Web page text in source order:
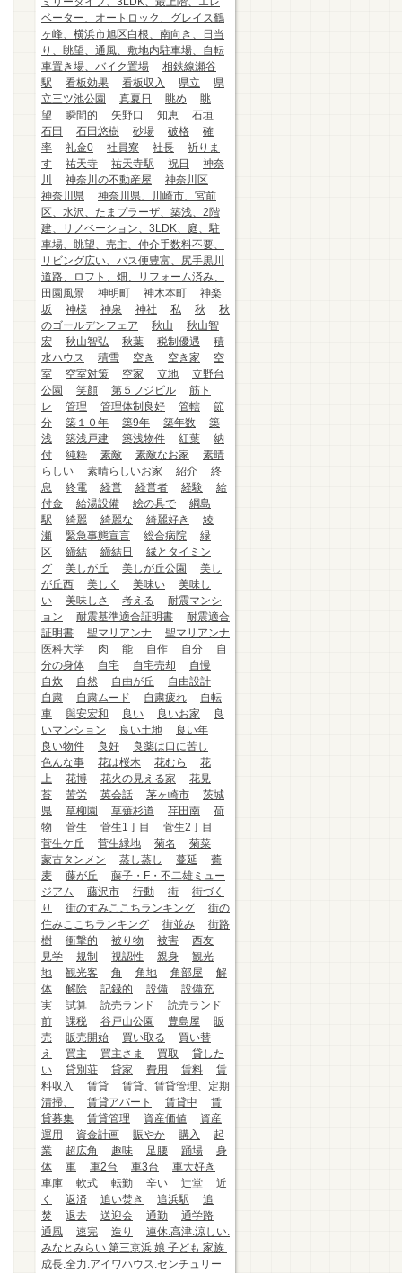
ベーター、オートロック、グレイス鶴
ヶ峰、横浜市旭区白根、南向き、日当
り、眺望、通風、敷地内駐車場、自転
車置き場、バイク置場
相鉄線瀬谷
駅
看板効果 看板収入 県立
県
立三ツ池公園
真夏日 眺め
眺
望
瞬間的 矢野口 知恵
石垣
石田
石田悠樹 砂場 破格
確
率
礼金0 社員寮 社長
祈りま
す
祐天寺 祐天寺駅 祝日
神奈
川
神奈川の不動産屋
神奈川区
神奈川県
神奈川県、川崎市、宮前
区、水沢、たまプラーザ、築浅、2階
建、リノベーション、3LDK、庭、駐
車場、眺望、売主、仲介手数料不要、
リビング広い、バス便豊富、尻手黒川
道路、ロフト、畑、リフォーム済み、
田園風景
神明町 神木本町
神楽
坂
神様 神泉 神社 私 秋
秋
のゴールデンフェア
秋山
秋山智
宏
秋山智弘 秋葉 税制優遇
積
水ハウス
積雪 空き 空き家
空
室
空室対策 空家 立地
立野台
公園
笑顔 第５フジビル
筋ト
レ
管理 管理体制良好 管轄
節
分
築１０年 築9年 築年数
築
浅
築浅戸建 築浅物件 紅葉
納
付
純粋 素敵 素敵なお家
素晴
らしい
素晴らしいお家 紹介
終
息
終電 経営 経営者 経験
給
付金
給湯設備 絵の具で
綱島
駅
綺麗 綺麗な 綺麗好き
綾
瀬
緊急事態宣言 総合病院
緑
区
締結 締結日
縁とタイミン
グ
美しが丘 美しが丘公園
美し
が丘西
美しく 美味い
美味し
い
美味しさ 考える
耐震マンシ
ョン
耐震基準適合証明書
耐震適合
証明書
聖マリアンナ
聖マリアンナ
医科大学
肉 能 自作 自分
自
分の身体
自宅 自宅売却
自慢
自炊
自然 自由が丘
自由設計
自粛
自粛ムード 自粛疲れ
自転
車
與安宏和 良い 良いお家
良
いマンション
良い土地
良い年
良い物件
良好
良薬は口に苦し
色んな事
花は桜木 花むら
花
上
花博 花火の見える家
花見
苔
苦労 英会話 茅ヶ崎市
茨城
県
草柳園 草薙杉道 荏田南
荷
物
菅生 菅生1丁目
菅生2丁目
菅生ケ丘
菅生緑地 菊名
菊菜
蒙古タンメン
蒸し蒸し 蔓延
蕎
麦
藤が丘
藤子・F・不二雄ミュー
ジアム
藤沢市 行動 街
街づく
り
街のすみここちランキング
街の
住みここちランキング
街並み
街路
樹
衝撃的 被り物 被害
西友
見学
規制 視認性 親身
観光
地
観光客 角 角地 角部屋
解
体
解除 記録的 設備
設備充
実
試算 読売ランド
読売ランド
前
課税 谷戸山公園 豊島屋
販
売
販売開始 買い取る
買い替
え
買主 買主さま 買取
貸した
い
貸別荘 貸家 費用 賃料
賃
料収入
賃貸
賃貸、賃貸管理、定期
清掃、
賃貸アパート 賃貸中
賃
貸募集
賃貸管理 資産価値
資産
運用
資金計画 賑やか 購入
起
業
超広角 趣味 足腰 踊場
身
体
車 車2台 車3台
車大好き
車庫
軟式 転勤 辛い 辻堂
近
く
返済 追い焚き 追浜駅
追
焚
退去 送迎会 通勤
通学路
通風
速完 造り
連休.高津.涼しい.
みなとみらい.第三京浜.娘.子ども.家族.
成長.全力.アイワハウス.センチュリー